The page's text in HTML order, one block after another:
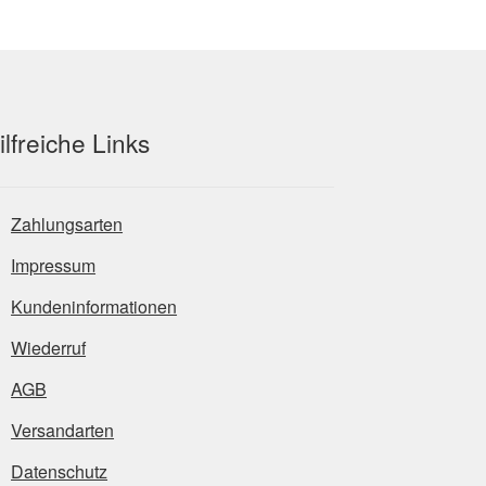
Links
Zahlungsarten
Impressum
Kundeninformationen
Wiederruf
AGB
Versandarten
Datenschutz